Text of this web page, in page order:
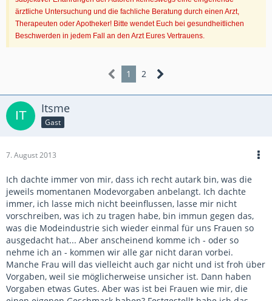
ärztliche Untersuchung und die fachliche Beratung durch einen Arzt,
Therapeuten oder Apotheker! Bitte wendet Euch bei gesundheitlichen
Beschwerden in jedem Fall an den Arzt Eures Vertrauens.
1 2
Itsme
Gast
7. August 2013
Ich dachte immer von mir, dass ich recht autark bin, was die
jeweils momentanen Modevorgaben anbelangt. Ich dachte
immer, ich lasse mich nicht beeinflussen, lasse mir nicht
vorschreiben, was ich zu tragen habe, bin immun gegen das,
was die Modeindustrie sich wieder einmal für uns Frauen so
ausgedacht hat... Aber anscheinend komme ich - oder so
nehme ich an - kommen wir alle gar nicht daran vorbei.
Manche Frau will das vielleicht auch gar nicht und ist froh über
Vorgaben, weil sie möglicherweise unsicher ist. Dann haben
Vorgaben etwas Gutes. Aber was ist bei Frauen wie mir, die